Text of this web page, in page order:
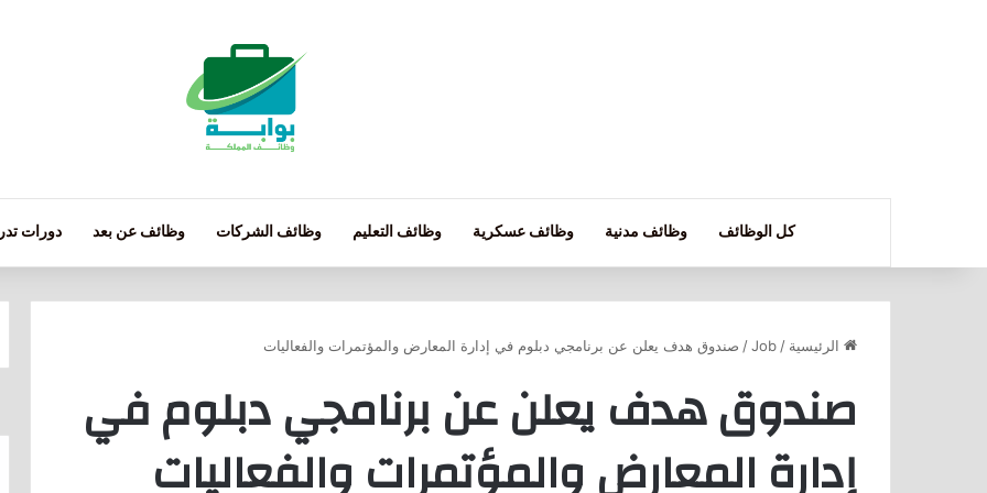
كل الوظائف وظائف مدنية وظائف عسكرية وظائف التعليم وظائف الشركات وظائف عن بعد دورات
الرئيسية /
Job
/ صندوق هدف يعلن عن برنامجي دبلوم في إدارة المعارض والمؤتمرات والفعاليات
صندوق هدف يعلن عن برنامجي دبلوم في
إدارة المعارض والمؤتمرات والفعاليات